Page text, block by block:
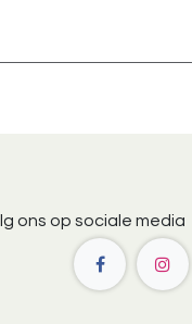
ons op sociale media